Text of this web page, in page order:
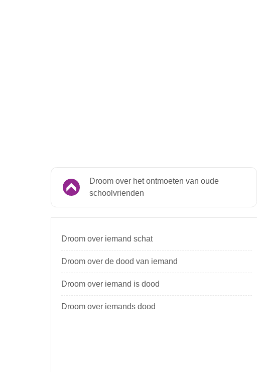
Droom over het ontmoeten van oude
schoolvrienden
Droom over iemand schat
Droom over de dood van iemand
Droom over iemand is dood
Droom over iemands dood